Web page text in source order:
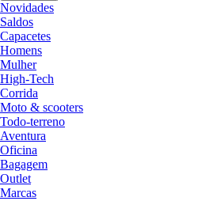
Novidades
Saldos
Capacetes
Homens
Mulher
High-Tech
Corrida
Moto & scooters
Todo-terreno
Aventura
Oficina
Bagagem
Outlet
Marcas